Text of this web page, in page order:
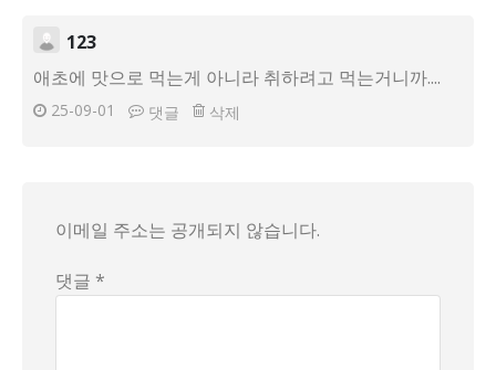
123
애초에 맛으로 먹는게 아니라 취하려고 먹는거니까....
25-09-01 댓글 삭제
이메일 주소는 공개되지 않습니다.
댓글 *